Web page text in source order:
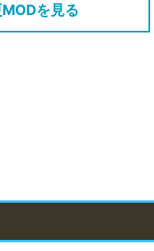
を見る